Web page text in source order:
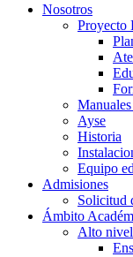
Nosotros
Proyecto
Ayse
Historia
Equipo
Admisiones
Solicitud
Ámbito
Alto